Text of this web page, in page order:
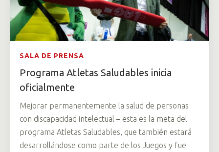
SALA DE PRENSA
Programa Atletas Saludables inicia
oficialmente
Mejorar permanentemente la salud de personas
con discapacidad intelectual – esta es la meta del
programa Atletas Saludables, que también estará
desarrollándose como parte de los Juegos y fue